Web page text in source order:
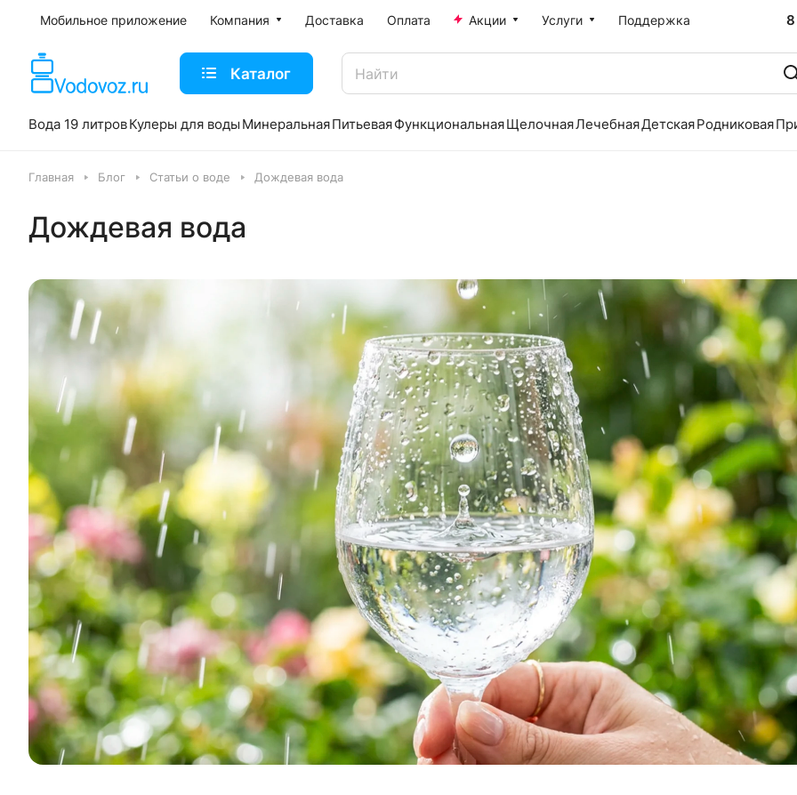
Мобильное приложение Компания Доставка Оплата Акции Услуги Поддержка
Каталог
Вода 19 литровКулеры для воды МинеральнаяПитьеваяФункциональнаяЩелочнаяЛечебнаяДетскаяРодниковая
Главная Блог Статьи о воде Дождевая вода
Дождевая вода